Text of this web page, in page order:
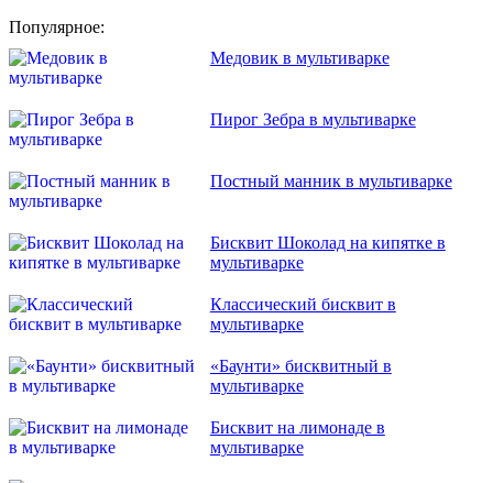
Популярное:
Медовик в мультиварке
Пирог Зебра в мультиварке
Постный манник в мультиварке
Бисквит Шоколад на кипятке в
мультиварке
Классический бисквит в
мультиварке
«Баунти» бисквитный в
мультиварке
Бисквит на лимонаде в
мультиварке